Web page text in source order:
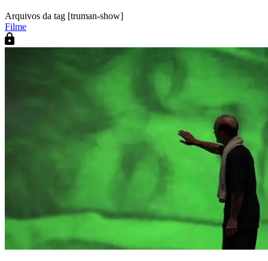
Arquivos da tag [truman-show]
Filme